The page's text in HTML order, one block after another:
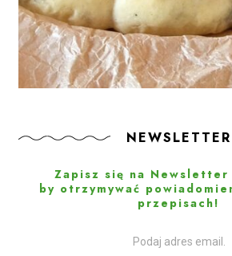
NEWSLETTER
Zapisz się na Newsletter
by otrzymywać
przepisach!